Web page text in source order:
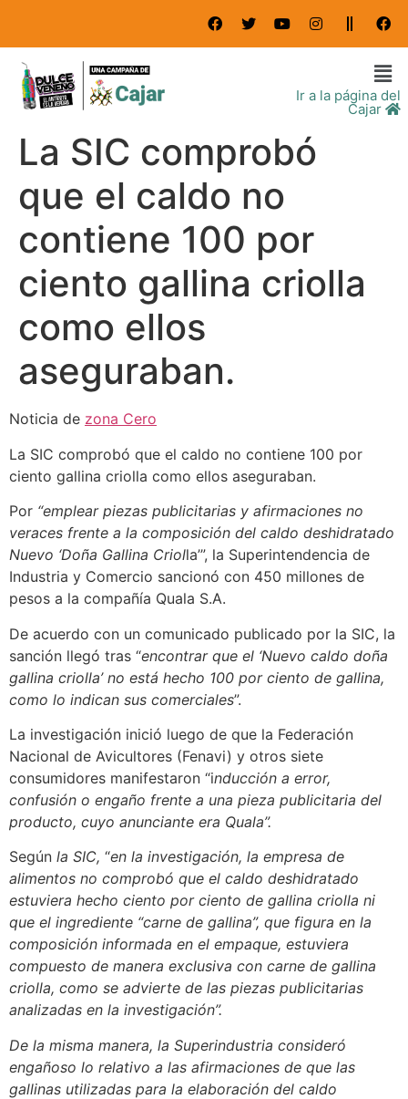
Ir a la página del
Cajar
La SIC comprobó
que el caldo no
contiene 100 por
ciento gallina criolla
como ellos
aseguraban.
Noticia de zona Cero
La SIC comprobó que el caldo no contiene 100 por
ciento gallina criolla como ellos aseguraban.
Por “emplear piezas publicitarias y afirmaciones no
veraces frente a la composición del caldo deshidratado
Nuevo ‘Doña Gallina Criolla’”, la Superintendencia de
Industria y Comercio sancionó con 450 millones de
pesos a la compañía Quala S.A.
De acuerdo con un comunicado publicado por la SIC, la
sanción llegó tras “encontrar que el ‘Nuevo caldo doña
gallina criolla’ no está hecho 100 por ciento de gallina,
como lo indican sus comerciales”.
La investigación inició luego de que la Federación
Nacional de Avicultores (Fenavi) y otros siete
consumidores manifestaron “inducción a error,
confusión o engaño frente a una pieza publicitaria del
producto, cuyo anunciante era Quala”.
Según la SIC, “en la investigación, la empresa de
alimentos no comprobó que el caldo deshidratado
estuviera hecho ciento por ciento de gallina criolla ni
que el ingrediente “carne de gallina”, que figura en la
composición informada en el empaque, estuviera
compuesto de manera exclusiva con carne de gallina
criolla, como se advierte de las piezas publicitarias
analizadas en la investigación”.
De la misma manera, la Superindustria consideró
engañoso lo relativo a las afirmaciones de que las
gallinas utilizadas para la elaboración del caldo